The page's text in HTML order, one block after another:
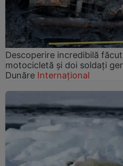
Descoperire incredibilă
motocicletă și doi soldați
Dunăre Internațional